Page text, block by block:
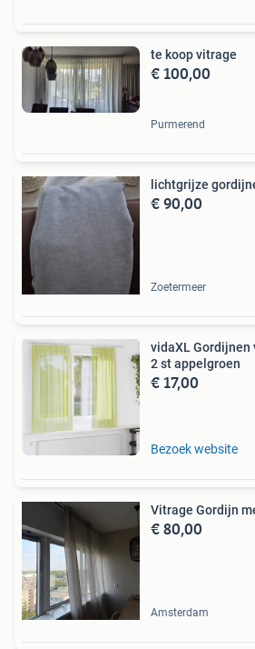
te koop vitrage
€ 100,00
Purmerend
lichtgrijze
€ 90,00
Zoetermeer
vidaXL Gordijnen
2 st appelgroen
€ 17,00
Bezoek website
Vitrage Gordijn
€ 80,00
Amsterdam